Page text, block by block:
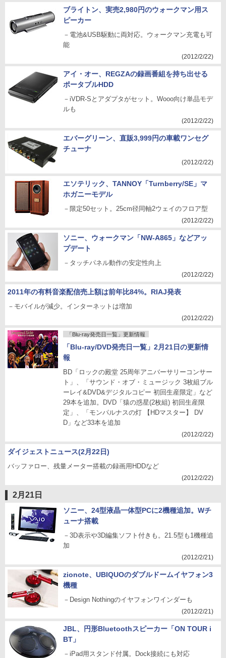
ブライトン、実売2,980円のウォークマン用ス
ピーカー
－電池&USB駆動に両対応。ウォークマン充電も可
能
(2012/2/22)
アイ・オー、REGZAの録画番組を持ち出せる
ポータブルHDD
－iVDR-Sとアダプタがセット。Wooo向け単品モデ
ルも
(2012/2/22)
エバーグリーン、直販3,999円の車載ワンセグ
チューナ
(2012/2/22)
エソテリック、TANNOY「Turnberry/SE」マ
ホガニーモデル
－限定50セット。25cm径同軸2ウェイのフロア型
(2012/2/22)
ソニー、ウォークマン「NW-A865」などアッ
プデート
－タッチパネル動作の安定性向上
(2012/2/22)
2011年の有料音楽配信売上額は前年比84%。RIAJ発表
－モバイルが減少。インターネットは増加
(2012/2/22)
「Blu-ray発売日一覧」更新情報
「Blu-ray/DVD発売日一覧」2月21日の更新情
報
BD「ロックの殿堂 25周年アニバーサリーコンサー
ト」、「サウンド・オブ・ミュージック 3枚組ブル
ーレイ&DVD&デジタルコピー 初回生産限定」など
29本を追加。DVD「猿の惑星(2枚組) 初回生産限
定」、「モンパルナスの灯 【HDマスター】 DV
D」など33本を追加
(2012/2/22)
ダイジェストニュース(2月22日)
バッファロー、残量メーター搭載の録画用HDDなど
(2012/2/22)
2月21日
ソニー、24型液晶一体型PCに2機種追加。Wチ
ューナ搭載
－3D表示や3D編集ソフト付きも。21.5型も1機種追
加
(2012/2/21)
zionote、UBIQUOのダブルドームイヤフォン3
機種
－Design Nothingのイヤフォンワインダーも
(2012/2/21)
JBL、円形Bluetoothスピーカー「ON TOUR i
BT」
－iPad用スタンド付属。Dock接続にも対応